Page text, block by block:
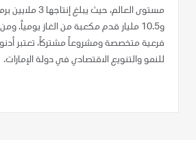
مستوى العالم، حيث
فرعية متخصصة ومشروعاً مشتركاً، تعتبر
للنمو والتنويع الاقتصادي في دولة الإمارات.